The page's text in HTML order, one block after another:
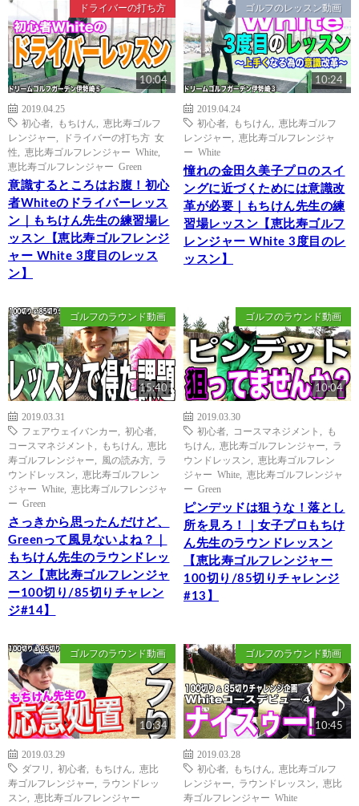
ドライバーの打ち方
10:04
2019.04.25
初心者
もちけん
恵比寿ゴルフ
レンジャー
ドライバーの打ち方 女
性
恵比寿ゴルフレンジャー White
恵比寿ゴルフレンジャー Green
意識するところはお腹！初心
者Whiteのドライバーレッス
ン｜もちけん先生の練習場レ
ッスン【恵比寿ゴルフレンジ
ャー White 3度目のレッス
ン】
ゴルフのレッスン動画
10:24
2019.04.24
初心者
もちけん
恵比寿ゴルフ
レンジャー
恵比寿ゴルフレンジャ
ー White
憧れの金田久美子プロのスイ
ングに近づくためには意識改
革が必要｜もちけん先生の練
習場レッスン【恵比寿ゴルフ
レンジャー White 3度目のレ
ッスン】
ゴルフのラウンド動画
15:40
2019.03.31
フェアウェイバンカー
初心者
コースマネジメント
もちけん
恵比
寿ゴルフレンジャー
風の読み方
ラ
ウンドレッスン
恵比寿ゴルフレン
ジャー White
恵比寿ゴルフレンジャ
ー Green
さっきから思ったんだけど、
Greenって風見ないよね？｜
もちけん先生のラウンドレッ
スン【恵比寿ゴルフレンジャ
ー100切り/85切りチャレン
ジ#14】
ゴルフのラウンド動画
10:04
2019.03.30
初心者
コースマネジメント
も
ちけん
恵比寿ゴルフレンジャー
ラ
ウンドレッスン
恵比寿ゴルフレン
ジャー White
恵比寿ゴルフレンジャ
ー Green
ピンデッドは狙うな！落とし
所を見ろ！｜女子プロもちけ
ん先生のラウンドレッスン
【恵比寿ゴルフレンジャー
100切り/85切りチャレンジ
#13】
ゴルフのラウンド動画
10:34
2019.03.29
ダフリ
初心者 もちけん
恵比
寿ゴルフレンジャー
ラウンドレッ
スン
恵比寿ゴルフレンジャー
ゴルフのラウンド動画
10:45
2019.03.28
初心者
もちけん
恵比寿ゴルフ
レンジャー
ラウンドレッスン
恵比
寿ゴルフレンジャー White